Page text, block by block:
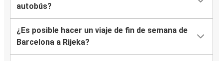
autobús?
¿Es posible hacer un viaje de fin de semana de
Barcelona a Rijeka?